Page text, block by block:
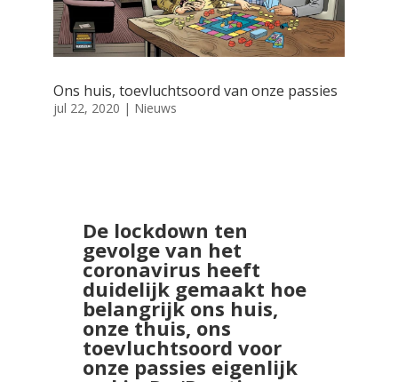
Ons huis, toevluchtsoord van onze passies
jul 22, 2020 | Nieuws
De lockdown ten
gevolge van het
coronavirus heeft
duidelijk gemaakt hoe
belangrijk ons huis,
onze thuis, ons
toevluchtsoord voor
onze passies eigenlijk